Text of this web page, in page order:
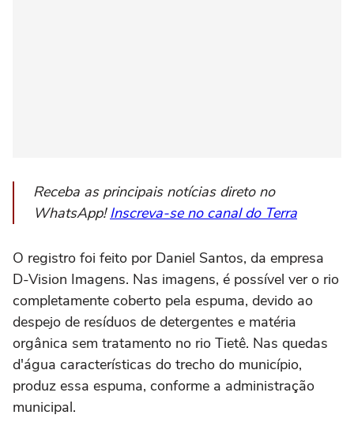
Receba as principais notícias direto no
WhatsApp!Inscreva-se no canal do Terra
O registro foi feito por Daniel Santos, da empresa
D-Vision Imagens. Nas imagens, é possível ver o rio
completamente coberto pela espuma, devido ao
despejo de resíduos de detergentes e matéria
orgânica sem tratamento no rio Tietê. Nas quedas
d'água características do trecho do município,
produz essa espuma, conforme a administração
municipal.